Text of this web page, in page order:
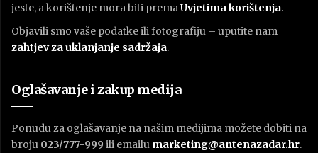
jeste, a korištenje mora biti prema Uvjetima korištenja.
Objavili smo vaše podatke ili fotografiju – uputite nam
zahtjev za uklanjanje sadržaja.
Oglašavanje i zakup medija
Ponudu za oglašavanje na našim medijima možete dobiti na
broju 023/777-999 ili emailu marketing@antenazadar.hr.